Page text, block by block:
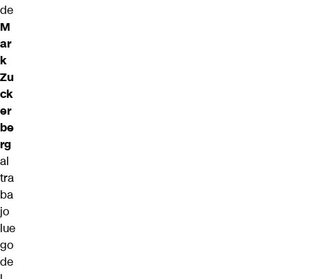
de
M
ar
k
Zu
ck
er
be
rg
al
tra
ba
jo
lue
go
de